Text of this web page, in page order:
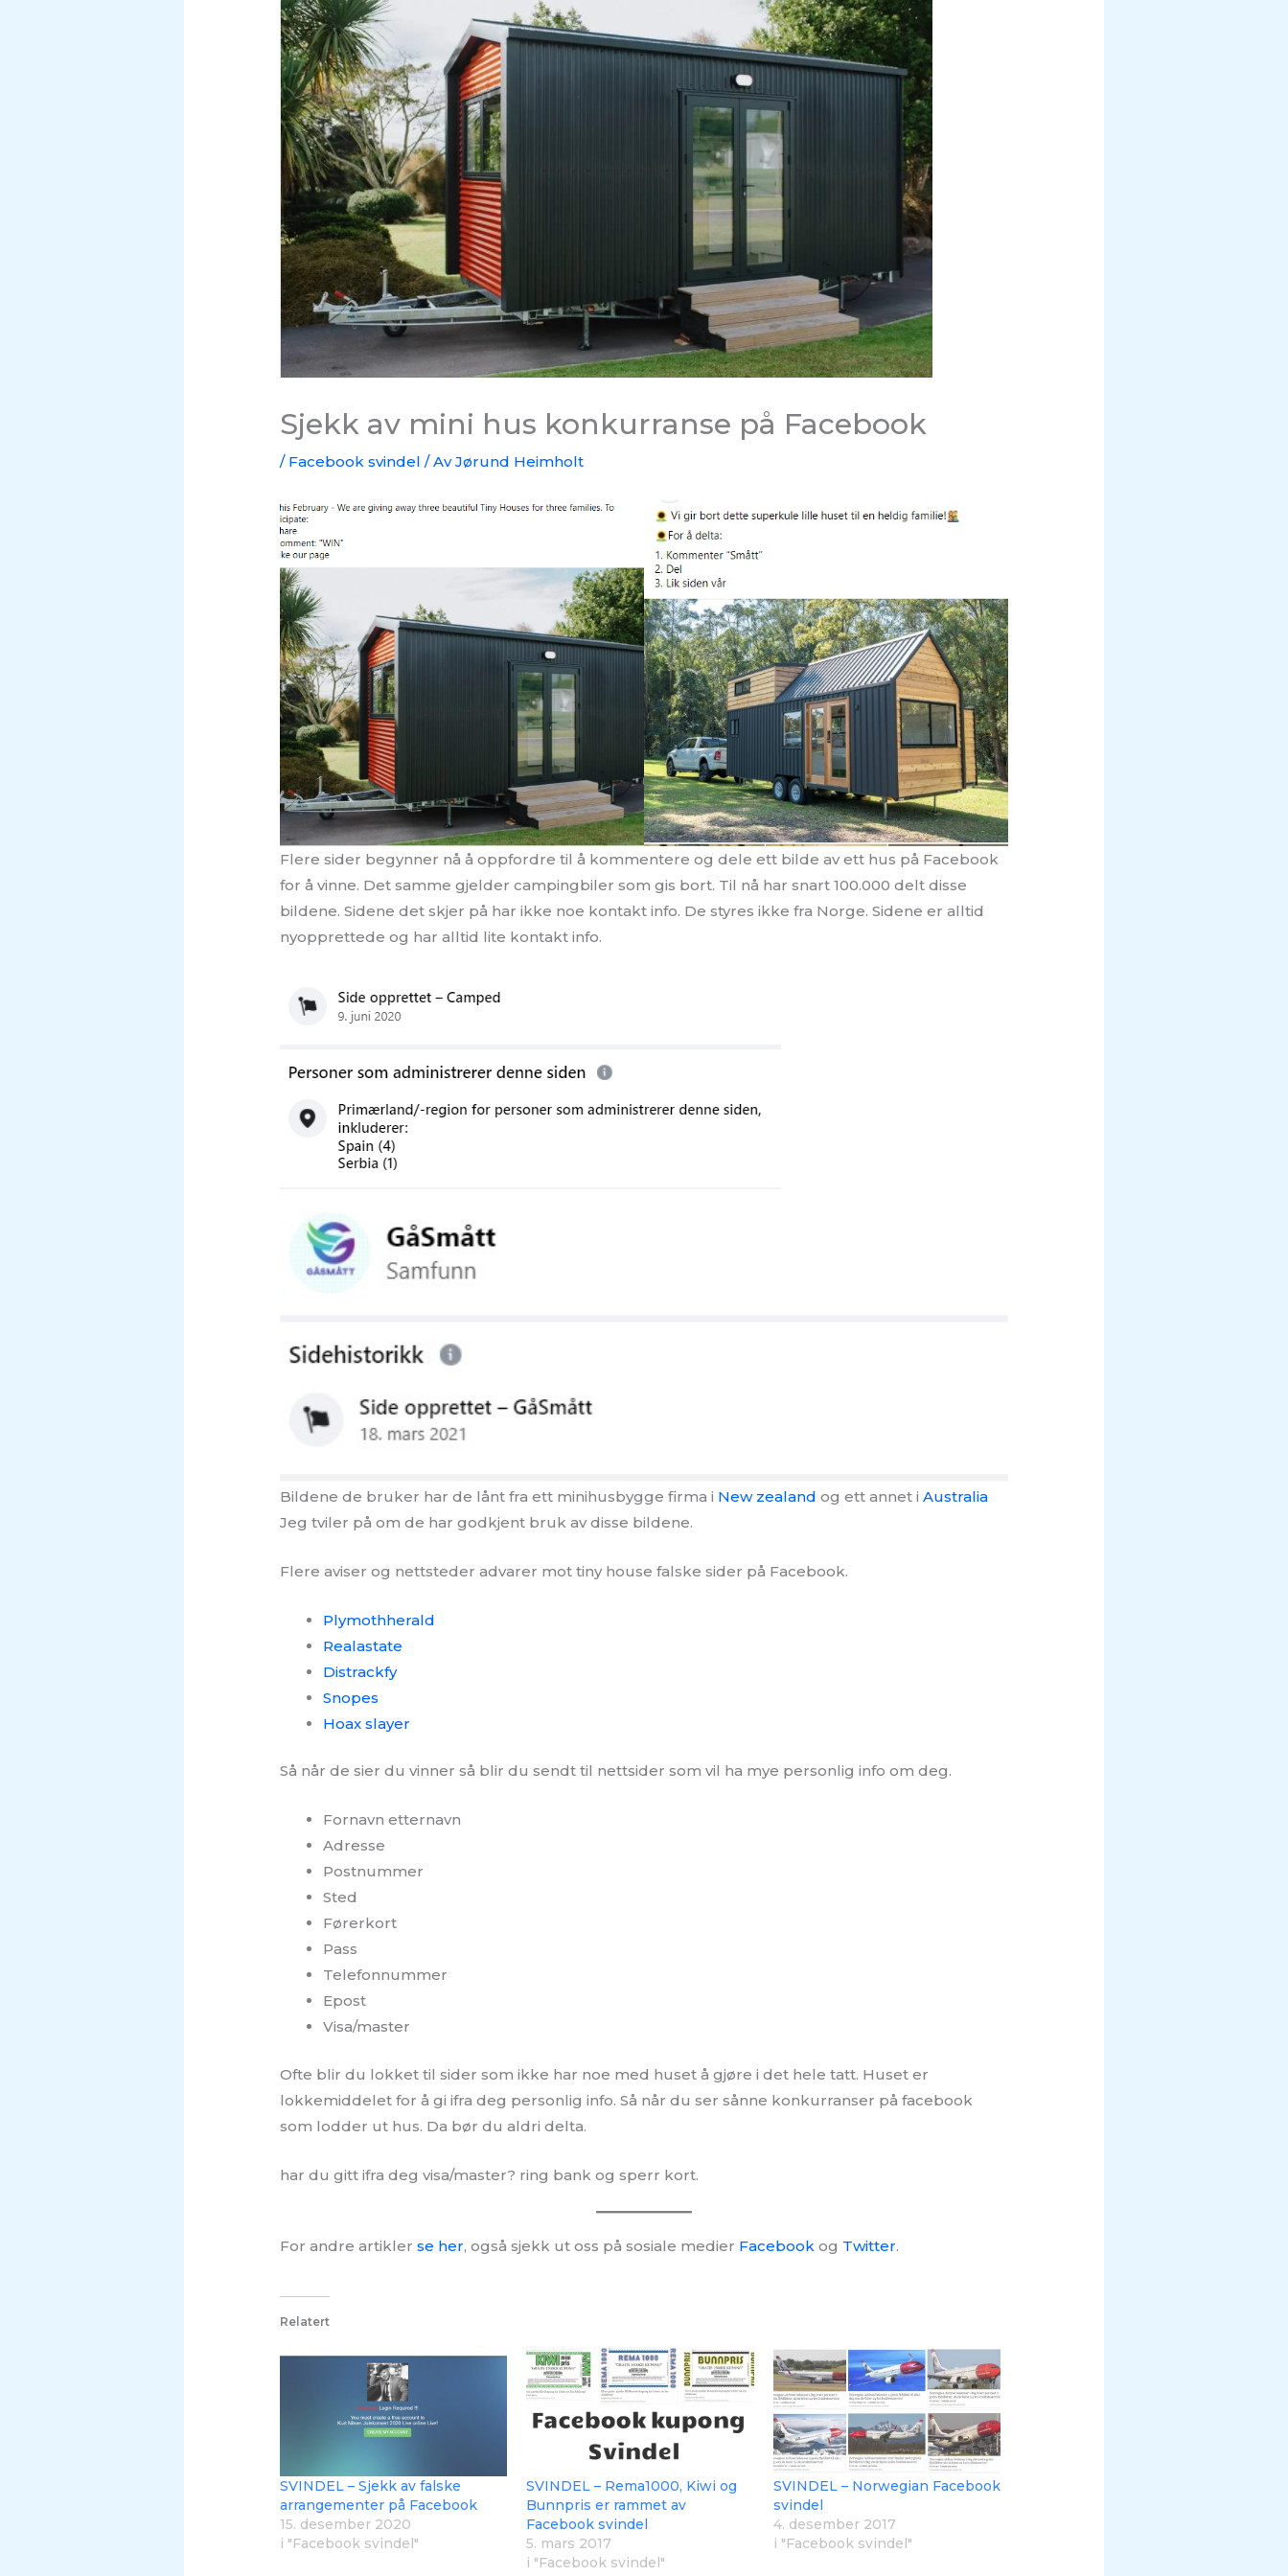
Sjekk av mini hus konkurranse på Facebook
/ Facebook svindel / Av Jørund Heimholt
Flere sider begynner nå å oppfordre til å kommentere og dele ett bilde av ett hus på Facebook
for å vinne. Det samme gjelder campingbiler som gis bort. Til nå har snart 100.000 delt disse
bildene. Sidene det skjer på har ikke noe kontakt info. De styres ikke fra Norge. Sidene er alltid
nyopprettede og har alltid lite kontakt info.
Bildene de bruker har de lånt fra ett minihusbygge firma i New zealand og ett annet iAustralia
Jeg tviler på om de har godkjent bruk av disse bildene.
Flere aviser og nettsteder advarer mot tiny house falske sider på Facebook.
Plymothherald
Realastate
Distrackfy
Snopes
Hoax slayer
Så når de sier du vinner så blir du sendt til nettsider som vil ha mye personlig info om deg.
Fornavn etternavn
Adresse
Postnummer
Sted
Førerkort
Pass
Telefonnummer
Epost
Visa/master
Ofte blir du lokket til sider som ikke har noe med huset å gjøre i det hele tatt. Huset er
lokkemiddelet for å gi ifra deg personlig info. Så når du ser sånne konkurranser på facebook
som lodder ut hus. Da bør du aldri delta.
har du gitt ifra deg visa/master? ring bank og sperr kort.
For andre artiklerse her, også sjekk ut oss på sosiale medier Facebookog Twitter.
Relatert
SVINDEL – Sjekk av falske
arrangementer på Facebook
15. desember 2020
i "Facebook svindel"
SVINDEL – Rema1000, Kiwi og
Bunnpris er rammet av
Facebook svindel
5. mars 2017
i "Facebook svindel"
SVINDEL – Norwegian Facebook
svindel
4. desember 2017
i "Facebook svindel"